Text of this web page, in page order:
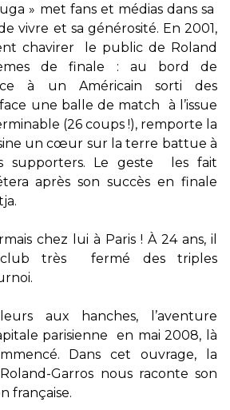
» met fans et médias dans sa
vivre et sa générosité. En 2001,
chavirer le public de Roland
de finale : au bord de
à un Américain sorti des
une balle de match à l’issue
(26 coups !), remporte la
un cœur sur la terre battue à
supporters. Le geste les fait
après son succès en finale
chez lui à Paris ! À 24 ans, il
très fermé des triples
aux hanches, l’aventure
parisienne en mai 2008, là
Dans cet ouvrage, la
Garros nous raconte son
française.